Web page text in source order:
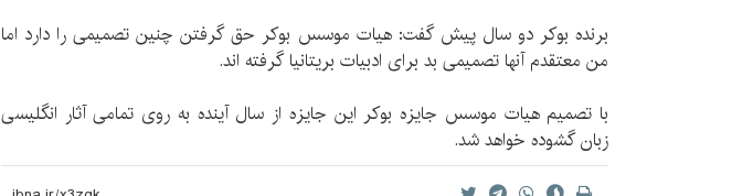
برنده بوکر دو سال پیش گفت: هیات موسس بوکر حق گرفتن چنین تصمیمی را دارد اما
من معتقدم آنها تصمیمی بد برای ادبیات بریتانیا گرفته اند.
با تصمیم هیات موسس جایزه بوکر این جایزه از سال آینده به روی تمامی آثار انگلیسی
زبان گشوده خواهد شد.